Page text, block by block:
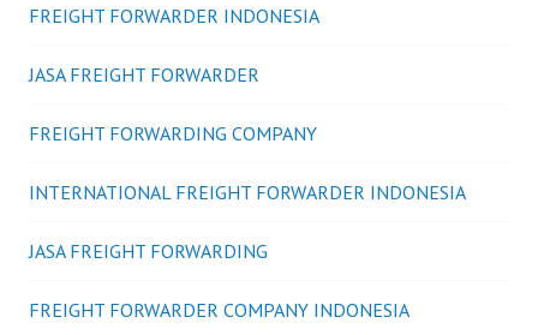
FREIGHT FORWARDER INDONESIA
JASA FREIGHT FORWARDER
FREIGHT FORWARDING COMPANY
INTERNATIONAL FREIGHT FORWARDER INDONESIA
JASA FREIGHT FORWARDING
FREIGHT FORWARDER COMPANY INDONESIA